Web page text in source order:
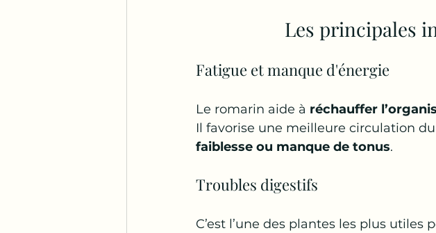
Les principales
Fatigue et manque d'énergie
Le romarin aide à réchauffer
Il favorise une meilleure circulation
faiblesse ou manque de tonus.
Troubles digestifs
C’est l’une des plantes les plus utiles